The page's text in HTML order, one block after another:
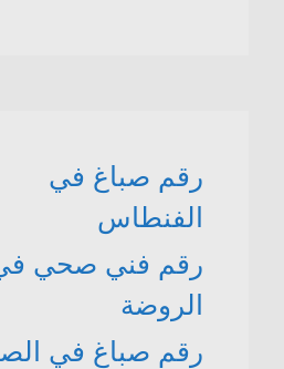
رقم صباغ في
الفنطاس
رقم فني صحي
الروضة
رقم صباغ في